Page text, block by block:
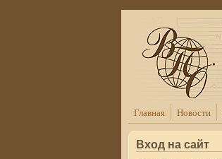
Главная Новости
Вход на сайт